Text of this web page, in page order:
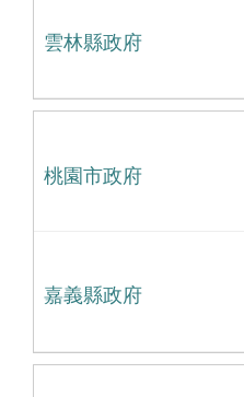
雲林縣政府
桃園市政府
嘉義縣政府